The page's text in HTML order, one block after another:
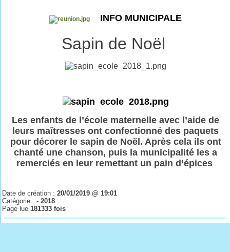
INFO MUNICIPALE
Sapin de Noël
Les enfants de l’école maternelle avec l’aide de
leurs maîtresses ont confectionné des paquets
pour décorer le sapin de Noël. Après cela ils ont
chanté une chanson, puis la municipalité les a
remerciés en leur remettant un pain d’épices
Date de création :20/01/2019 @ 19:01
Catégorie :- 2018
Page lue 181333 fois